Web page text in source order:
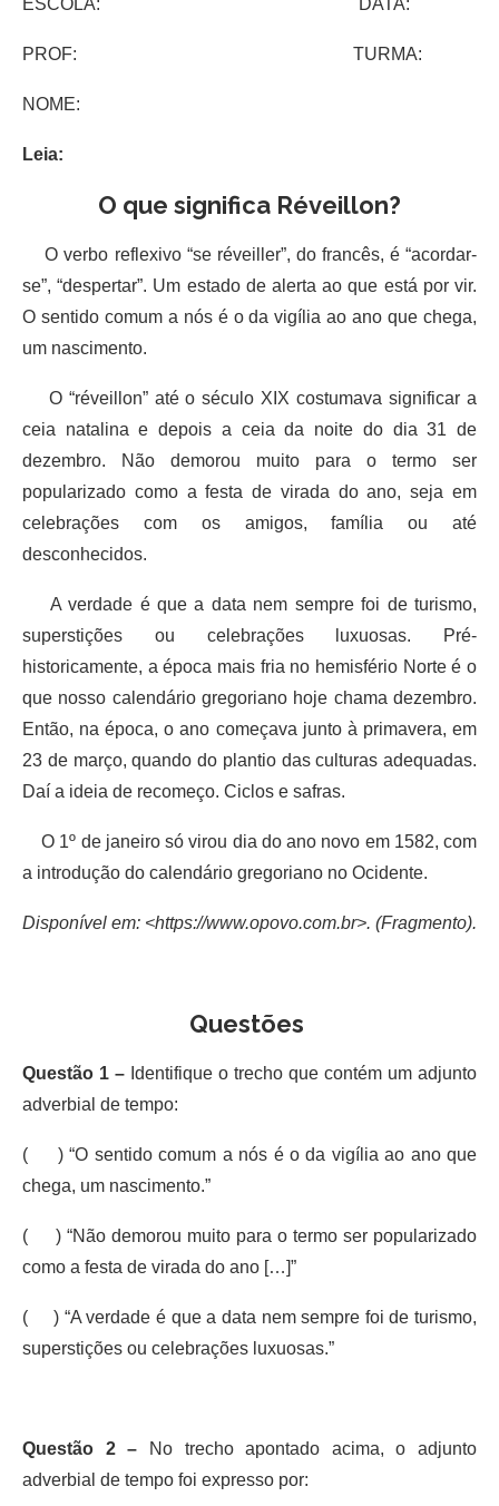
PROF: TURMA:
NOME:
Leia:
O que significa Réveillon?
O verbo reflexivo “se réveiller”, do francês, é “acordar-
se”, “despertar”. Um estado de alerta ao que está por vir.
O sentido comum a nós é o da vigília ao ano que chega,
um nascimento.
O “réveillon” até o século XIX costumava significar a
ceia natalina e depois a ceia da noite do dia 31 de
dezembro. Não demorou muito para o termo ser
popularizado como a festa de virada do ano, seja em
celebrações com os amigos, família ou até
desconhecidos.
A verdade é que a data nem sempre foi de turismo,
superstições ou celebrações luxuosas. Pré-
historicamente, a época mais fria no hemisfério Norte é o
que nosso calendário gregoriano hoje chama dezembro.
Então, na época, o ano começava junto à primavera, em
23 de março, quando do plantio das culturas adequadas.
Daí a ideia de recomeço. Ciclos e safras.
O 1º de janeiro só virou dia do ano novo em 1582, com
a introdução do calendário gregoriano no Ocidente.
Disponível em: <https://www.opovo.com.br>. (Fragmento).
Questões
Questão 1 – Identifique o trecho que contém um adjunto
adverbial de tempo:
( ) “O sentido comum a nós é o da vigília ao ano que
chega, um nascimento.”
( ) “Não demorou muito para o termo ser popularizado
como a festa de virada do ano […]”
( ) “A verdade é que a data nem sempre foi de turismo,
superstições ou celebrações luxuosas.”
Questão 2 –
No trecho apontado acima, o adjunto
adverbial de tempo foi expresso por: